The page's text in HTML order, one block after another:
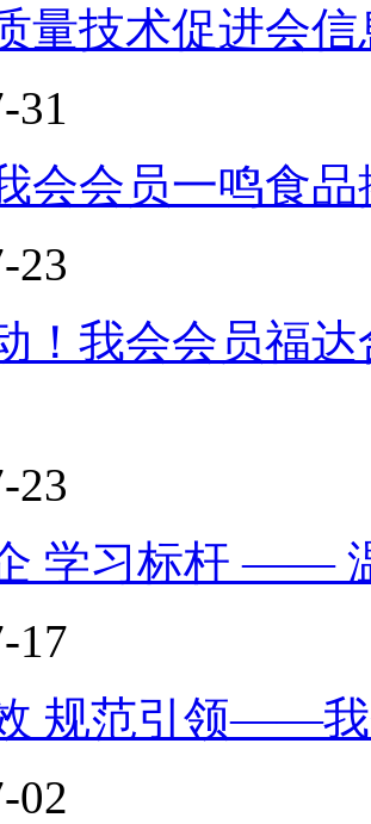
量技术促进会
31
会会员一鸣食
23
！我会会员福
23
学习标杆 ——
17
规范引领——我
02